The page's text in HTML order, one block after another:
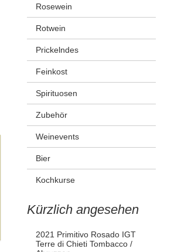
Rosewein
Rotwein
Prickelndes
Feinkost
Spirituosen
Zubehör
Weinevents
Bier
Kochkurse
Kürzlich angesehen
2021 Primitivo Rosado IGT
Terre di Chieti Tombacco /